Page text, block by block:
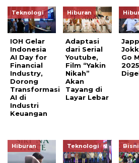
Teknologi
IOH Gelar
Indonesia
AI Day for
Financial
Industry,
Dorong
Transformasi
AI di
Industri
Keuangan
Hiburan
Adaptasi
dari Serial
Youtube,
Film “Yakin
Nikah”
Akan
Tayang di
Layar Lebar
Go
Hiburan Teknologi